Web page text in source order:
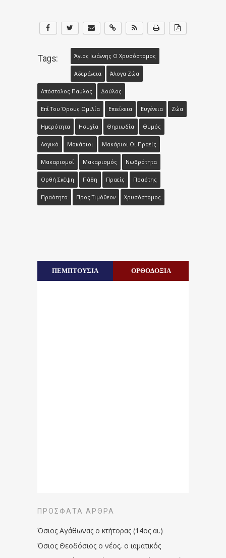
Tags: Άγιος Ιωάννης Ο Χρυσόστομος
Αδεράνεια Άλογα Ζώα
Απόστολος Παύλος Δούλος
Επί Του Όρους Ομιλία Επιείκεια Ευγένεια Ζώα
Ημερότητα Ησυχία Θηριωδία Θυμός
Λογικό Μακάριοι Μακάριοι Οι Πραείς
Μακαρισμοί Μακαρισμός Νωθρότητα
Ορθή Σκέψη Πάθη Πραείς Πραότης
Πραότητα Προς Τιμόθεον Χρυσόστομος
ΠΕΜΠΤΟΥΣΙΑ ΟΡΘΟΔΟΞΙΑ
ΠΡΌΣΦΑΤΑ ΆΡΘΡΑ
Όσιος Αγάθωνας ο κτήτορας (14ος αι.)
Όσιος Θεοδόσιος ο νέος, ο ιαματικός